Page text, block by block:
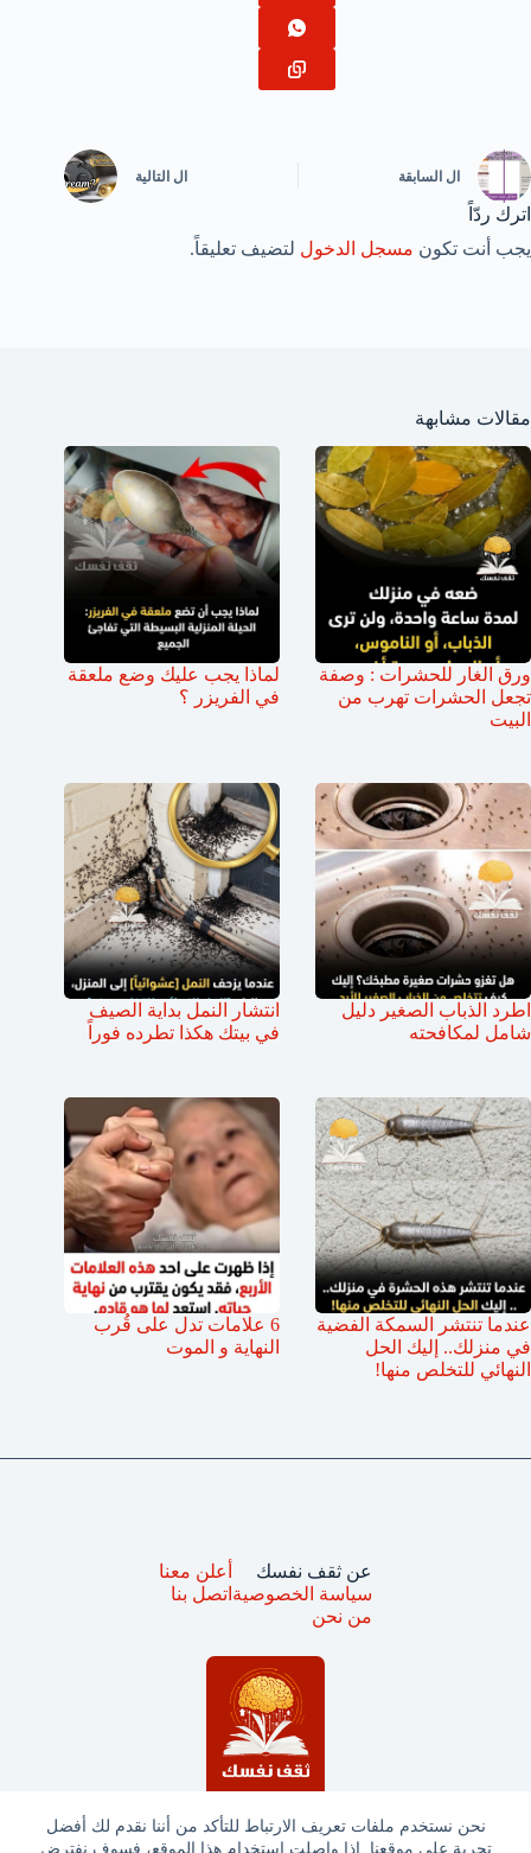
نحن نستخدم ملفات تعريف الارتباط للتأكد من أننا نقدم لك أفضل
تجربة على موقعنا. إذا واصلت استخدام هذا الموقع، فسوف نفترض
ال السابقة ال التالية
اترك ردّاً
يجب أنت تكون مسجل الدخول لتضيف تعليقاً.
مقالات مشابهة
ورق الغار للحشرات : وصفة
تجعل الحشرات تهرب من
البيت
لماذا يجب عليك وضع ملعقة
في الفريزر ؟
اطرد الذباب الصغير دليل
شامل لمكافحته
انتشار النمل بداية الصيف
في بيتك هكذا تطرده فوراً
عندما تنتشر السمكة الفضية
في منزلك.. إليك الحل
النهائي للتخلص منها!
6 علامات تدل على قُرب
النهاية و الموت
عن ثقف نفسك
سياسة الخصوصية
من نحن
أعلن معنا
اتصل بنا